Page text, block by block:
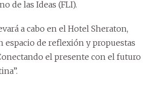
de las Ideas (FLI).
a cabo en el Hotel Sheraton,
espacio de reflexión y propuestas
el presente con el futuro